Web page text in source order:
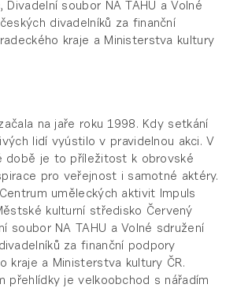
Divadelní soubor NA TAHU a Volné
divadelníků za finanční
kraje a Ministerstva kultury
na jaře roku 1998. Kdy setkání
lidí vyústilo v pravidelnou akci. V
době je to příležitost k obrovské
pro veřejnost i samotné aktéry.
uměleckých aktivit Impuls
kulturní středisko Červený
soubor NA TAHU a Volné sdružení
za finanční podpory
kraje a Ministerstva kultury ČR.
přehlídky je velkoobchod s nářadím